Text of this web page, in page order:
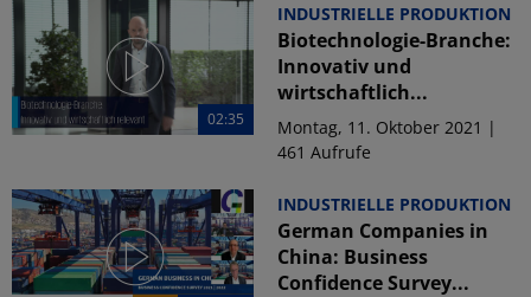
02:35
INDUSTRIELLE PRODUKTION
Biotechnologie-Branche:
Innovativ und
wirtschaftlich...
Montag, 11. Oktober 2021 |
461 Aufrufe
INDUSTRIELLE PRODUKTION
German Companies in
China: Business
Confidence Survey...